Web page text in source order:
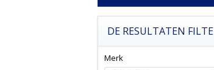
DE RESULTATEN
Merk